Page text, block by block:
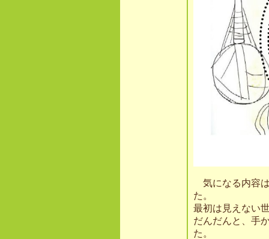
気になる内容
た。
最初は見えない
だんだんと、手
た。